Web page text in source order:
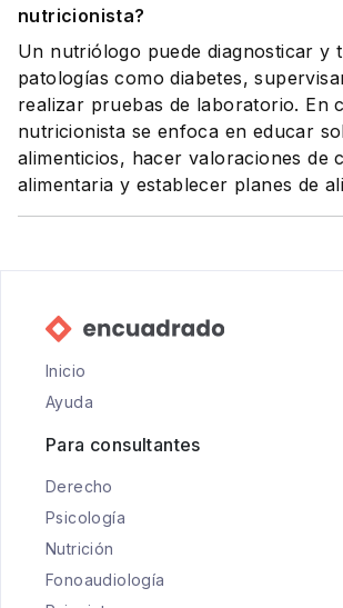
nutricionista?
Un nutriólogo puede diagnosticar y
patologías como diabetes,
realizar pruebas de laboratorio. En
nutricionista se enfoca en educar
alimenticios, hacer valoraciones de
alimentaria y establecer planes de
Inicio
Ayuda
Para consultantes
Derecho
Psicología
Nutrición
Fonoaudiología